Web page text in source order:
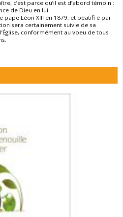
c’est parce qu’il est d’abord témoin :
de Dieu en lui.
pape Léon XIII en 1879, et béatifi é par
sera certainement suivie de sa
conformément au voeu de tous